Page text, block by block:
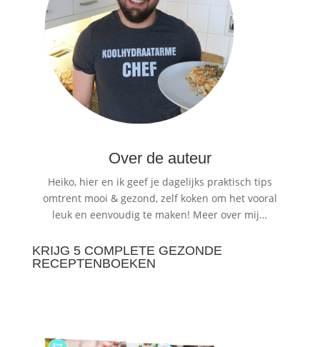
Over de auteur
Heiko, hier en ik geef je dagelijks praktisch tips
omtrent mooi & gezond, zelf koken om het vooral
leuk en eenvoudig te maken! Meer over mij…
KRIJG 5 COMPLETE GEZONDE
RECEPTENBOEKEN